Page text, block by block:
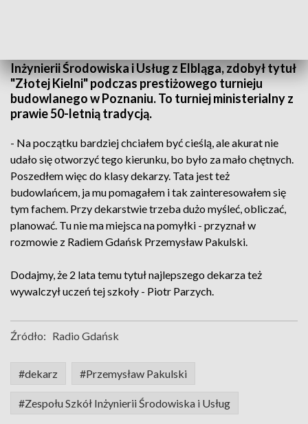
Inżynierii Środowiska i Usług z Elbląga, zdobył tytuł
"Złotej Kielni" podczas prestiżowego turnieju
budowlanego w Poznaniu. To turniej ministerialny z
prawie 50-letnią tradycją.
- Na początku bardziej chciałem być cieślą, ale akurat nie
udało się otworzyć tego kierunku, bo było za mało chętnych.
Poszedłem więc do klasy dekarzy. Tata jest też
budowlańcem, ja mu pomagałem i tak zainteresowałem się
tym fachem. Przy dekarstwie trzeba dużo myśleć, obliczać,
planować. Tu nie ma miejsca na pomyłki - przyznał w
rozmowie z Radiem Gdańsk Przemysław Pakulski.
Dodajmy, że 2 lata temu tytuł najlepszego dekarza też
wywalczył uczeń tej szkoły - Piotr Parzych.
Źródło: Radio Gdańsk
#dekarz #Przemysław Pakulski
#Zespołu Szkół Inżynierii Środowiska i Usług